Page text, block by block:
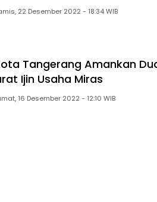
22 Desember 2022 - 18:34 WIB
Tangerang Amankan
Ijin Usaha Miras
16 Desember 2022 - 12:10 WIB